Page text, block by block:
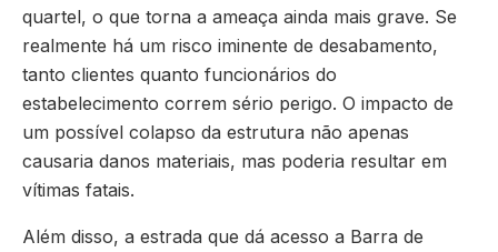
quartel, o que torna a ameaça ainda mais grave. Se
realmente há um risco iminente de desabamento,
tanto clientes quanto funcionários do
estabelecimento correm sério perigo. O impacto de
um possível colapso da estrutura não apenas
causaria danos materiais, mas poderia resultar em
vítimas fatais.
Além disso, a estrada que dá acesso a Barra de